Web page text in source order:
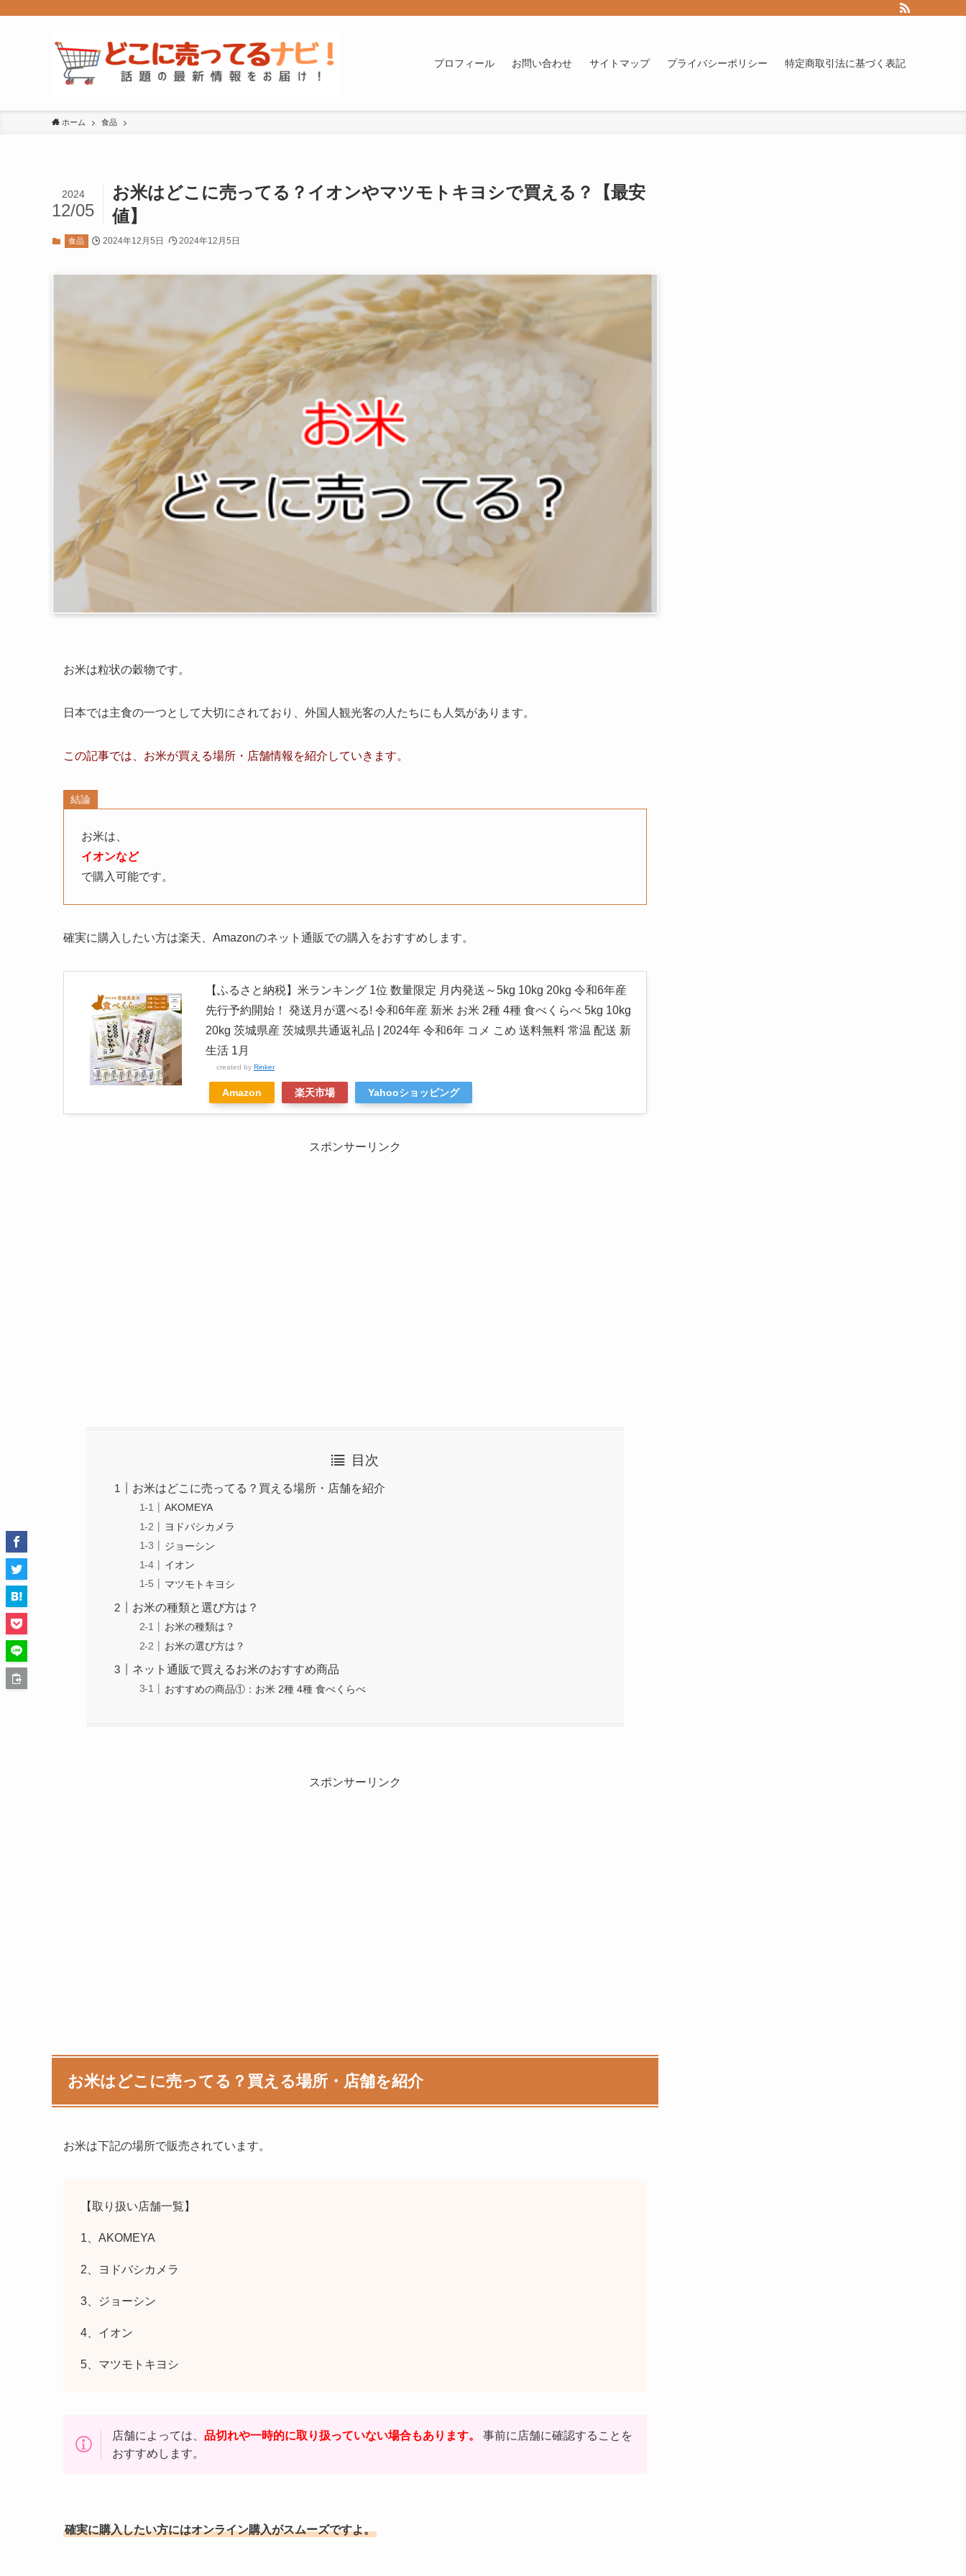
プロフィール お問い合わせ サイトマップ プライバシーポリシー 特定商取引法に基づく表記
ホーム 食品
お米はどこに売ってる？イオンやマツモトキヨシで買える？【最安
値】
2024
12/05
食品 2024年12月5日 2024年12月5日
お米は粒状の穀物です。
日本では主食の一つとして大切にされており、 外国人観光客の人たちにも人気があります。
この記事では、 お米が買える場所・店舗情報 を紹介していきます。
結論
お米は、
イオンなど
で購入可能です。
確実に購入したい方は楽天、Amazonのネット通販での購入をおすすめします。
【ふるさと納税】米ランキング 1位 数量限定 月内発送～5kg 10kg 20kg 令和6年産
先行予約開始！ 発送月が選べる! 令和6年産 新米 お米 2種 4種 食べくらべ 5kg 10kg
20kg 茨城県産 茨城県共通返礼品 | 2024年 令和6年 コメ こめ 送料無料 常温 配送 新
生活 1月
created by Rinker
Amazon 楽天市場 Yahooショッピング
スポンサーリンク
目次
お米はどこに売ってる？買える場所・店舗を紹介
AKOMEYA
ヨドバシカメラ
ジョーシン
イオン
マツモトキヨシ
お米の種類と選び方は？
お米の種類は？
お米の選び方は？
ネット通販で買えるお米のおすすめ商品
おすすめの商品①：お米 2種 4種 食べくらべ
スポンサーリンク
お米はどこに売ってる？買える場所・店舗を紹介
お米は下記の場所で販売されています。
【取り扱い店舗一覧】
1、AKOMEYA
2、ヨドバシカメラ
3、ジョーシン
4、イオン
5、マツモトキヨシ
店舗によっては、 品切れや一時的に取り扱っていない場合もあります。
事前に店舗に確認することを
おすすめします。
確実に購入したい方にはオンライン購入がスムーズですよ。